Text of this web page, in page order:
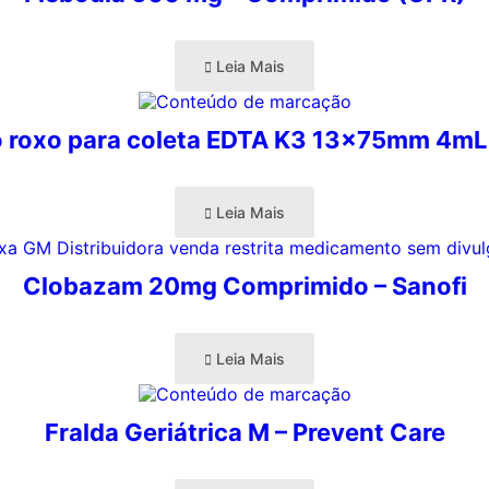
Leia Mais
roxo para coleta EDTA K3 13x75mm 4mL
Leia Mais
Clobazam 20mg Comprimido – Sanofi
Leia Mais
Fralda Geriátrica M – Prevent Care